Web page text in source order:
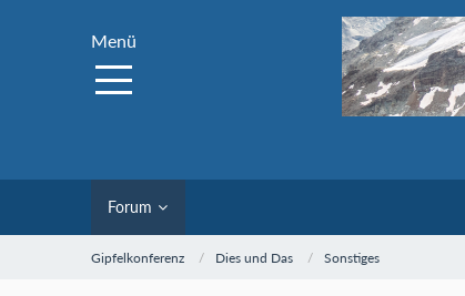
Menü
Forum
Gipfelkonferenz Dies und Das Sonstiges